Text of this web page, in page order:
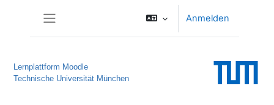
Anmelden
Lernplattform Moodle
Technische Universität München